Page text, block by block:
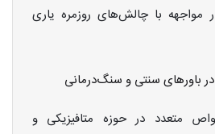
مواجهه با چالش‌های روزمره یاری
سنتی و سنگ‌درمانی
متعدد در حوزه متافیزیکی و